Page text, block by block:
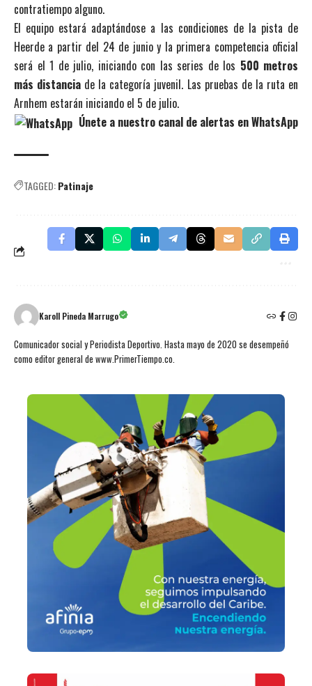
contratiempo alguno.
El equipo estará adaptándose a las condiciones de la pista de
Heerde a partir del 24 de junio y la primera competencia oficial
será el 1 de julio, iniciando con las series de los 500 metros
más distancia de la categoría juvenil. Las pruebas de la ruta en
Arnhem estarán iniciando el 5 de julio.
Únete a nuestro canal de alertas en WhatsApp
TAGGED:Patinaje
Karoll Pineda Marrugo
Comunicador social y Periodista Deportivo. Hasta mayo de 2020 se desempeñó
como editor general de www.PrimerTiempo.co.